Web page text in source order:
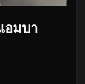
อมบา